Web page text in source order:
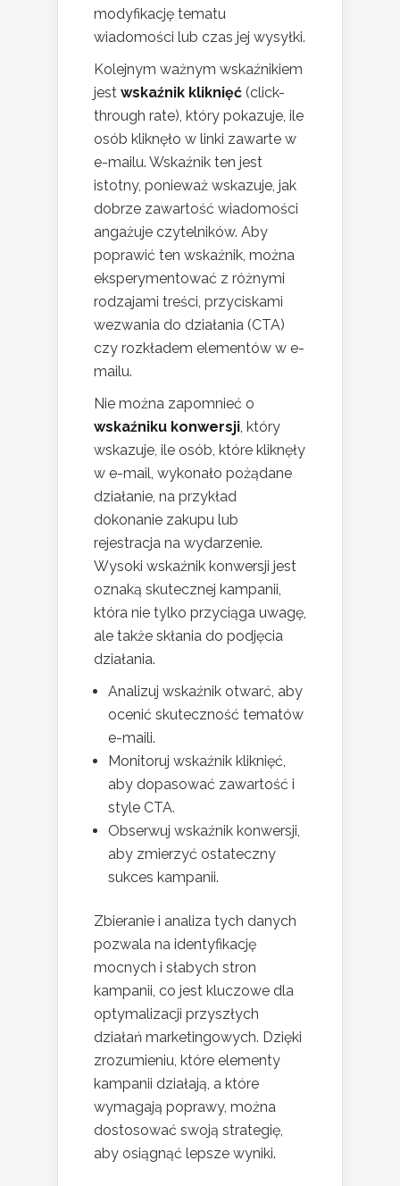
modyfikację tematu
wiadomości lub czas jej wysyłki.
Kolejnym ważnym wskaźnikiem
jest wskaźnik kliknięć (click-
through rate), który pokazuje, ile
osób kliknęło w linki zawarte w
e-mailu. Wskaźnik ten jest
istotny, ponieważ wskazuje, jak
dobrze zawartość wiadomości
angażuje czytelników. Aby
poprawić ten wskaźnik, można
eksperymentować z różnymi
rodzajami treści, przyciskami
wezwania do działania (CTA)
czy rozkładem elementów w e-
mailu.
Nie można zapomnieć o
wskaźniku konwersji , który
wskazuje, ile osób, które kliknęły
w e-mail, wykonało pożądane
działanie, na przykład
dokonanie zakupu lub
rejestracja na wydarzenie.
Wysoki wskaźnik konwersji jest
oznaką skutecznej kampanii,
która nie tylko przyciąga uwagę,
ale także skłania do podjęcia
działania.
Analizuj wskaźnik otwarć, aby
ocenić skuteczność tematów
e-maili.
Monitoruj wskaźnik kliknięć,
aby dopasować zawartość i
style CTA.
Obserwuj wskaźnik konwersji,
aby zmierzyć ostateczny
sukces kampanii.
Zbieranie i analiza tych danych
pozwala na identyfikację
mocnych i słabych stron
kampanii, co jest kluczowe dla
optymalizacji przyszłych
działań marketingowych. Dzięki
zrozumieniu, które elementy
kampanii działają, a które
wymagają poprawy, można
dostosować swoją strategię,
aby osiągnąć lepsze wyniki.